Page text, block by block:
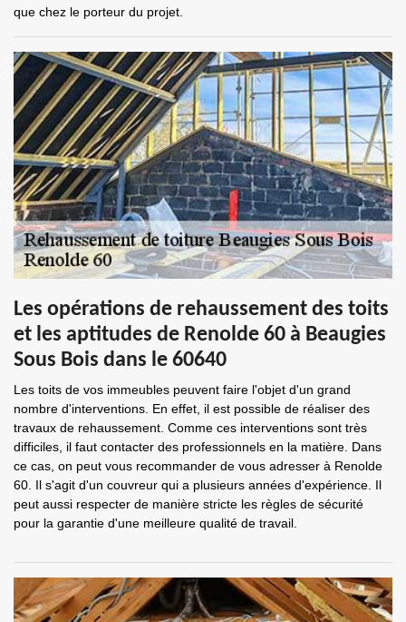
que chez le porteur du projet.
Les opérations de rehaussement des toits
et les aptitudes de Renolde 60 à Beaugies
Sous Bois dans le 60640
Les toits de vos immeubles peuvent faire l'objet d'un grand
nombre d'interventions. En effet, il est possible de réaliser des
travaux de rehaussement. Comme ces interventions sont très
difficiles, il faut contacter des professionnels en la matière. Dans
ce cas, on peut vous recommander de vous adresser à Renolde
60. Il s'agit d'un couvreur qui a plusieurs années d'expérience. Il
peut aussi respecter de manière stricte les règles de sécurité
pour la garantie d'une meilleure qualité de travail.